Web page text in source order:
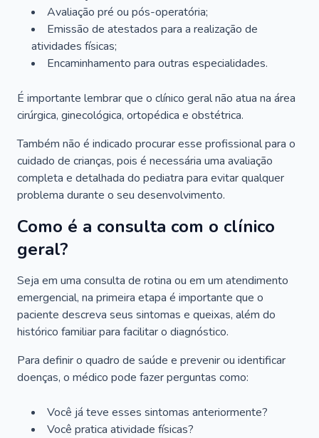
Avaliação pré ou pós-operatória;
Emissão de atestados para a realização de
atividades físicas;
Encaminhamento para outras especialidades.
É importante lembrar que o clínico geral não atua na área
cirúrgica, ginecológica, ortopédica e obstétrica.
Também não é indicado procurar esse profissional para o
cuidado de crianças, pois é necessária uma avaliação
completa e detalhada do pediatra para evitar qualquer
problema durante o seu desenvolvimento.
Como é a consulta com o clínico
geral?
Seja em uma consulta de rotina ou em um atendimento
emergencial, na primeira etapa é importante que o
paciente descreva seus sintomas e queixas, além do
histórico familiar para facilitar o diagnóstico.
Para definir o quadro de saúde e prevenir ou identificar
doenças, o médico pode fazer perguntas como:
Você já teve esses sintomas anteriormente?
Você pratica atividade físicas?